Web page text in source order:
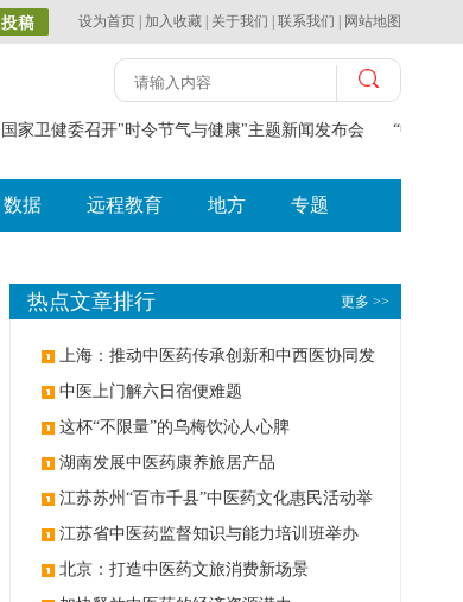
设为首页 加入收藏 关于我们 联系我们 网站地图
国家卫健委召开"时令节气与健康"主题新闻发布会 “中医药
数据 远程教育 地方 专题
更多 >>
热点文章排行
上海：推动中医药传承创新和中西医协同发
展 中医上门解六日宿便难题
这杯“不限量”的乌梅饮沁人心脾
湖南发展中医药康养旅居产品
江苏苏州“百市千县”中医药文化惠民活动举
办 江苏省中医药监督知识与能力培训班举办
北京：打造中医药文旅消费新场景